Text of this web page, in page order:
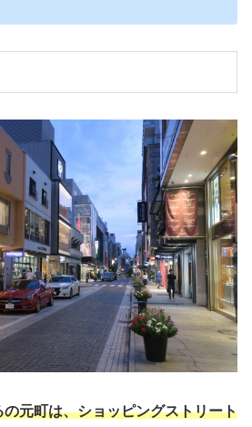
元町は、ショッピングストリート